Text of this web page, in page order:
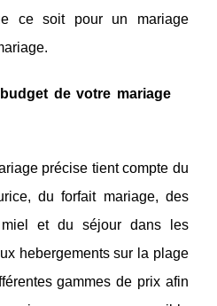
ce soit pour un mariage
de votre mariage
précise tient compte du
du forfait mariage, des
et du séjour dans les
hebergements sur la plage
gammes de prix afin